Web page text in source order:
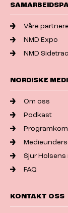
Våre partnere
NMD Expo
NMD
NORDISKE
Om oss
Podkast
Sjur
FAQ
KONTAKT OSS